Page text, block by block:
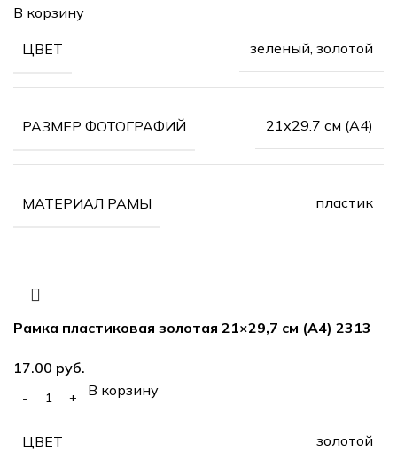
В корзину
ЦВЕТ зеленый, золотой
РАЗМЕР ФОТОГРАФИЙ 21х29.7 см (А4)
МАТЕРИАЛ РАМЫ пластик
Рамка пластиковая золотая 21×29,7 см (А4) 2313
руб.
В корзину
ЦВЕТ золотой